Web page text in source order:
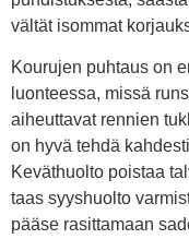
vältät isommat
Kourujen puhtaus on
luonteessa, missä
aiheuttavat rennien
on hyvä tehdä
Keväthuolto poistaa
taas syyshuolto
pääse rasittamaan